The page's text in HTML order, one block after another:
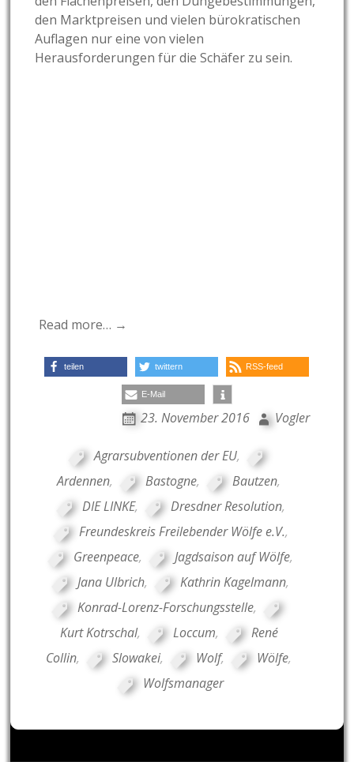
den Marktpreisen und vielen bürokratischen
Auflagen nur eine von vielen
Herausforderungen für die Schäfer zu sein.
Read more… →
teilen twittern RSS-feed
E-Mail
23. November 2016 Vogler
Agrarsubventionen der EU,
Ardennen, Bastogne, Bautzen,
DIE LINKE, Dresdner Resolution,
Freundeskreis Freilebender Wölfe e.V.,
Greenpeace, Jagdsaison auf Wölfe,
Jana Ulbrich, Kathrin Kagelmann,
Konrad-Lorenz-Forschungsstelle,
Kurt Kotrschal, Loccum,
René
Collin, Slowakei, Wolf, Wölfe,
Wolfsmanager